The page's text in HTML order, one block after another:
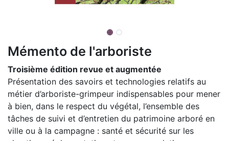
Mémento de l'arboriste
Troisième édition revue et augmentée
Présentation des savoirs et technologies relatifs au
métier d’arboriste-grimpeur indispensables pour mener
à bien, dans le respect du végétal, l’ensemble des
tâches de suivi et d’entretien du patrimoine arboré en
ville ou à la campagne : santé et sécurité sur les